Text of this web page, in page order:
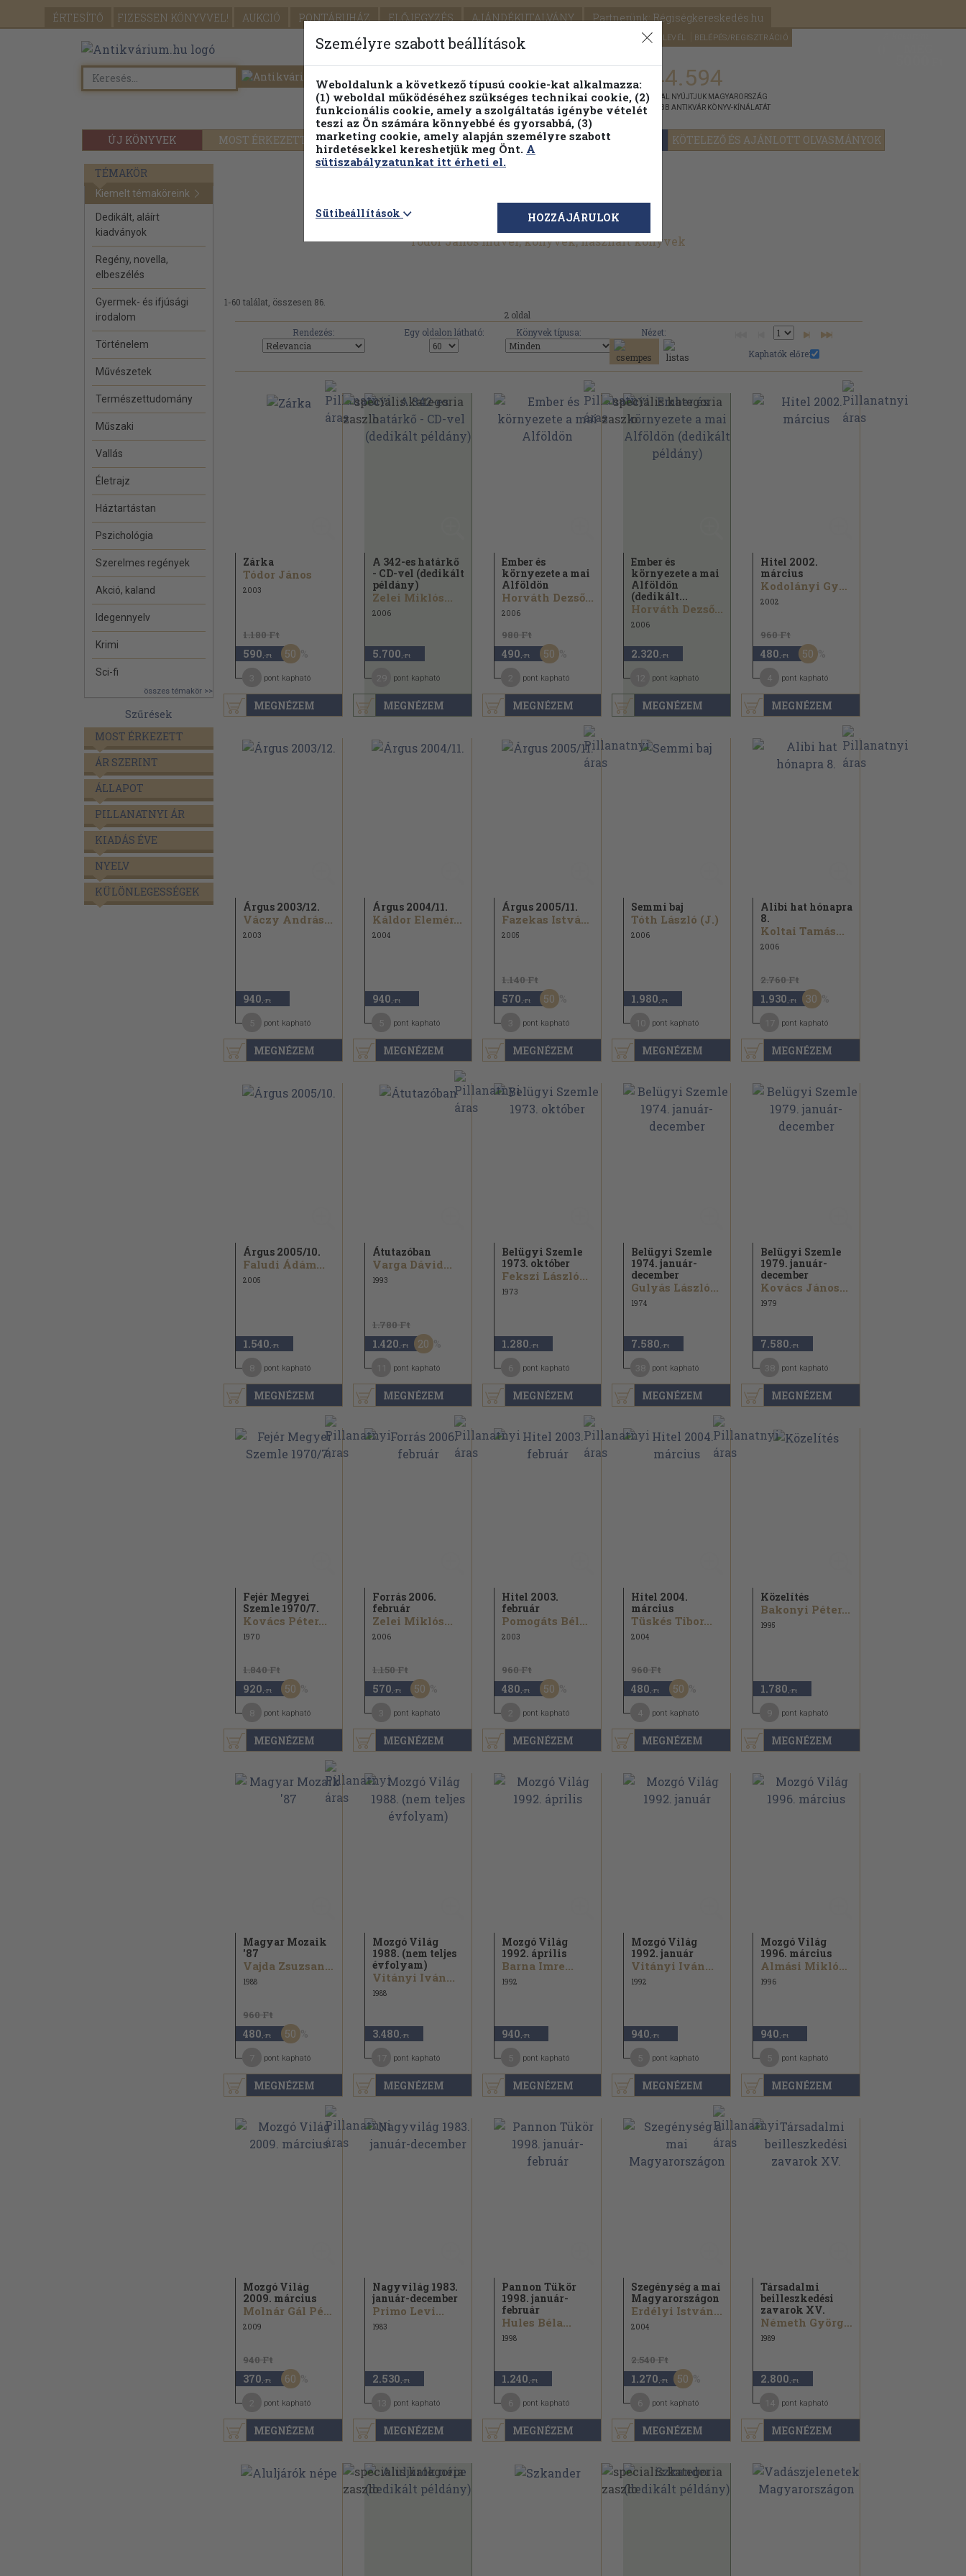
ÉRTESÍTŐ FIZESSEN KÖNYVVEL! AUKCIÓ PONTÁRUHÁZ ELŐJEGYZÉS AJÁNDÉKUTALVÁNY Partnerünk: Régiségkereskedés.hu
SEGÍTSÉG HÍRLEVÉL BELÉPÉS/REGISZTRÁCIÓ
ÚJ KÖNYVEK MOST ÉRKEZETT PILLANATNYI ÁRAINK FENNTARTHATÓ OLVASMÁNYOK KÖTELEZŐ ÉS AJÁNLOTT OLVASMÁNYOK
Részletes kereső Témaköri fa 1.144.594
KIADVÁNNYAL NYÚJTJUK MAGYARORSZÁG
LEGNAGYOBB ANTIKVÁR KÖNYV-KÍNÁLATÁT
TÉMAKÖR
Kiemelt témaköreink
Dedikált, aláírt
kiadványok
Regény, novella,
elbeszélés
Gyermek- és ifjúsági
irodalom
Történelem
Művészetek
Természettudomány
Műszaki
Vallás
Életrajz
Háztartástan
Pszichológia
Szerelmes regények
Akció, kaland
Idegennyelv
Krimi
Sci-fi
összes témakör >>
Szűrések
MOST ÉRKEZETT
ÁR SZERINT
ÁLLAPOT
PILLANATNYI ÁR
KIADÁS ÉVE
NYELV
KÜLÖNLEGESSÉGEK
Tódor János művei, könyvek, használt könyvek
1-60 találat, összesen 86.
2 oldal
Rendezés:
Egy oldalon látható: Könyvek típusa:
Nézet:
Kaphatók előre:
MEGNÉZEM
Zárka
Tódor János
2003
1.180 Ft
590 ,-Ft 50
pont kapható
MEGNÉZEM
A 342-es határkő
- CD-vel (dedikált
példány)
Zelei Miklós...
2006
5.700 ,-Ft
pont kapható
MEGNÉZEM
Ember és
környezete a mai
Alföldön
Horváth Dezső...
2006
980 Ft
490 ,-Ft 50
pont kapható
MEGNÉZEM
Ember és
környezete a mai
Alföldön
(dedikált...
Horváth Dezső...
2006
2.320 ,-Ft
pont kapható
MEGNÉZEM
Hitel 2002.
március
Kodolányi Gyula...
2002
960 Ft
480 ,-Ft 50
pont kapható
MEGNÉZEM
Árgus 2003/12.
Váczy András...
2003
940 ,-Ft
pont kapható
MEGNÉZEM
Árgus 2004/11.
Káldor Elemér...
2004
940 ,-Ft
pont kapható
MEGNÉZEM
Árgus 2005/11.
Fazekas István...
2005
1.140 Ft
570 ,-Ft 50
pont kapható
MEGNÉZEM
Semmi baj
Tóth László (J.)
2006
1.980 ,-Ft
pont kapható
MEGNÉZEM
Alibi hat hónapra
8.
Koltai Tamás...
2006
2.760 Ft
1.930 ,-Ft 30
pont kapható
MEGNÉZEM
Árgus 2005/10.
Faludi Ádám...
2005
1.540 ,-Ft
pont kapható
MEGNÉZEM
Átutazóban
Varga Dávid...
1993
1.780 Ft
1.420 ,-Ft 20
pont kapható
MEGNÉZEM
Belügyi Szemle
1973. október
Fekszi László...
1973
1.280 ,-Ft
pont kapható
MEGNÉZEM
Belügyi Szemle
1974. január-
december
Gulyás László...
1974
7.580 ,-Ft
pont kapható
MEGNÉZEM
Belügyi Szemle
1979. január-
december
Kovács János...
1979
7.580 ,-Ft
pont kapható
MEGNÉZEM
Fejér Megyei
Szemle 1970/7.
Kovács Péter...
1970
1.840 Ft
920 ,-Ft 50
pont kapható
MEGNÉZEM
Forrás 2006.
február
Zelei Miklós...
2006
1.150 Ft
570 ,-Ft 50
pont kapható
MEGNÉZEM
Hitel 2003.
február
Pomogáts Béla...
2003
960 Ft
480 ,-Ft 50
pont kapható
MEGNÉZEM
Hitel 2004.
március
Tüskés Tibor...
2004
960 Ft
480 ,-Ft 50
pont kapható
MEGNÉZEM
Közelítés
Bakonyi Péter...
1995
1.780 ,-Ft
pont kapható
MEGNÉZEM
Magyar Mozaik
'87
Vajda Zsuzsanna...
1988
960 Ft
480 ,-Ft 50
pont kapható
MEGNÉZEM
Mozgó Világ
1988. (nem teljes
évfolyam)
Vitányi Iván...
1988
3.480 ,-Ft
pont kapható
MEGNÉZEM
Mozgó Világ
1992. április
Barna Imre...
1992
940 ,-Ft
pont kapható
MEGNÉZEM
Mozgó Világ
1992. január
Vitányi Iván...
1992
940 ,-Ft
pont kapható
MEGNÉZEM
Mozgó Világ
1996. március
Almási Miklós...
1996
940 ,-Ft
pont kapható
MEGNÉZEM
Mozgó Világ
2009. március
Molnár Gál Péter...
2009
940 Ft
370 ,-Ft 60
pont kapható
MEGNÉZEM
Nagyvilág 1983.
január-december
Primo Levi...
1983
2.530 ,-Ft
pont kapható
MEGNÉZEM
Pannon Tükör
1998. január-
február
Hules Béla...
1998
1.240 ,-Ft
pont kapható
MEGNÉZEM
Szegénység a mai
Magyarországon
Erdélyi István...
2004
2.540 Ft
1.270 ,-Ft 50
pont kapható
MEGNÉZEM
Társadalmi
beilleszkedési
zavarok XV.
Németh György...
1989
2.800 ,-Ft
pont kapható
Személyre szabott beállítások
Weboldalunk a következő típusú cookie-kat alkalmazza:
(1) weboldal működéséhez szükséges technikai cookie, (2)
funkcionális cookie, amely a szolgáltatás igénybe vételét
teszi az Ön számára könnyebbé és gyorsabbá, (3)
marketing cookie, amely alapján személyre szabott
hirdetésekkel kereshetjük meg Önt. A
sütiszabályzatunkat itt érheti el.
Sütibeállítások HOZZÁJÁRULOK